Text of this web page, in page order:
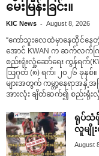
မေးမြန်းခြင်း။
KIC News - August 8, 2026
“ကော်သူးလေထဲမှာနေထိုင်န
အောင် KWAN က ဆက်လက်ကြို
စည်းရုံးလှုံ့ဆော်ရေး ကွန်ရက်
ဩဂုတ် (၈) ရက်၊ ၂၀၂၆ ခုနှ
များအတွက် ကမ္ဘာ့နေရာအနှံ့အ
အားလုံး ချိတ်ဆက်၍ စည်းရုံးလှုံ့
ရုပ်သံ
လူမျိုး
August